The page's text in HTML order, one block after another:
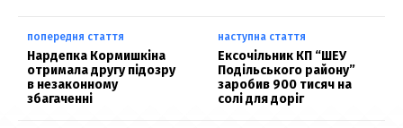
попередня стаття
Нардепка Кормишкіна
отримала другу підозру
в незаконному
збагаченні
наступна стаття
Ексочільник КП “ШЕУ
Подільського району”
заробив 900 тисяч на
солі для доріг